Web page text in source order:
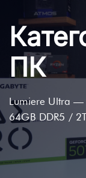
ПК
Lumiere Ultra —
64GB DDR5 /